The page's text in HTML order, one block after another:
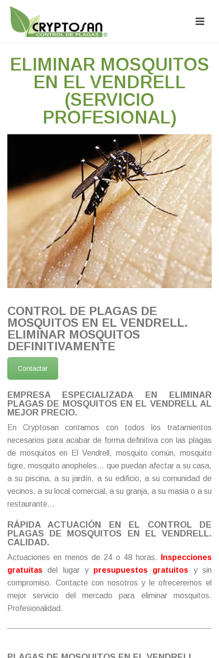
ELIMINAR MOSQUITOS
EN EL VENDRELL
(SERVICIO
PROFESIONAL)
CONTROL DE PLAGAS DE
MOSQUITOS EN EL VENDRELL.
ELIMINAR MOSQUITOS
DEFINITIVAMENTE
Contactar
EMPRESA ESPECIALIZADA EN ELIMINAR
PLAGAS DE MOSQUITOS EN EL VENDRELL AL
MEJOR PRECIO.
En Cryptosan contamos con todos los tratamientos
necesarios para acabar de forma definitiva con las plagas
de mosquitos en El Vendrell, mosquito común, mosquito
tigre, mosquito anopheles… que puedan afectar a su casa,
a su piscina, a su jardín, a su edificio, a su comunidad de
vecinos, a su local comercial, a su granja, a su masia o a su
restaurante…
RÁPIDA ACTUACIÓN EN EL CONTROL DE
PLAGAS DE MOSQUITOS EN EL VENDRELL.
CALIDAD.
Actuaciones en menos de 24 o 48 horas.
Inspecciones
gratuitas del lugar y presupuestos gratuitos y sin
compromiso. Contacte con nosotros y le ofreceremos el
mejor servicio del mercado para eliminar mosquitos.
Profesionalidad.